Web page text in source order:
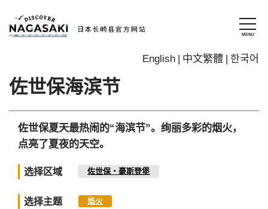
English 中文繁體 한국어
佐世保海滨节
佐世保夏天最热闹的“海滨节”。绚丽多彩的烟火，
点亮了夏夜的天空。
选择区域 佐世保・豪斯登堡
选择主题 焰火